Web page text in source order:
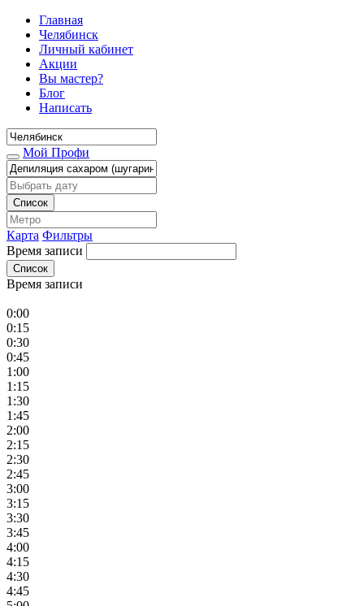
Главная
Челябинск
Личный кабинет
Акции
Вы мастер?
Блог
Написать
Мой Профи
Список
Карта Фильтры
Время записи
Список
Время записи
0:00
0:15
0:30
0:45
1:00
1:15
1:30
1:45
2:00
2:15
2:30
2:45
3:00
3:15
3:30
3:45
4:00
4:15
4:30
4:45